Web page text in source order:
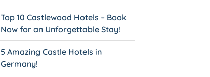
Top 10 Castlewood Hotels – Book
Now for an Unforgettable Stay!
5 Amazing Castle Hotels in
Germany!